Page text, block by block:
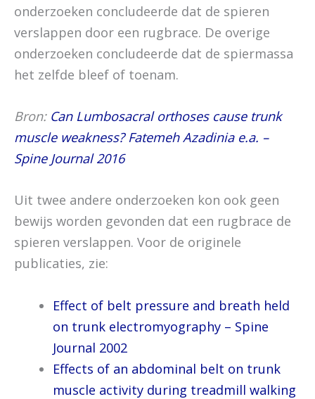
onderzoeken concludeerde dat de spieren
verslappen door een rugbrace. De overige
onderzoeken concludeerde dat de spiermassa
het zelfde bleef of toenam.
Bron: Can Lumbosacral orthoses cause trunk
muscle weakness? Fatemeh Azadinia e.a. –
Spine Journal 2016
Uit twee andere onderzoeken kon ook geen
bewijs worden gevonden dat een rugbrace de
spieren verslappen. Voor de originele
publicaties, zie:
Effect of belt pressure and breath held
on trunk electromyography – Spine
Journal 2002
Effects of an abdominal belt on trunk
muscle activity during treadmill walking